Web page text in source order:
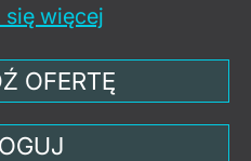
więcej
OFERTĘ